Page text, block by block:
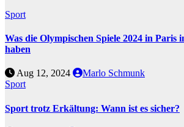
Sport
Was die Olympischen Spiele 2024 in Paris
haben
Aug 12, 2024
Marlo Schmunk
Sport
Sport trotz Erkältung: Wann ist es sicher?